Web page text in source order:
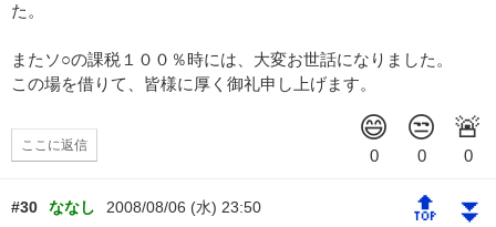
た。
またソ○の課税１００％時には、大変お世話になりました。
この場を借りて、皆様に厚く御礼申し上げます。
ここに返信
#30 ななし 2008/08/06 (水) 23:50 🔝 ⏬